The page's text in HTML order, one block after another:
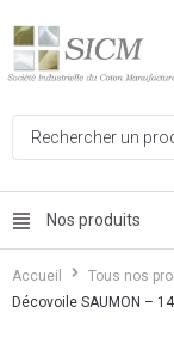
Nos produits
Accueil Tous nos
Décovoile SAUMON –